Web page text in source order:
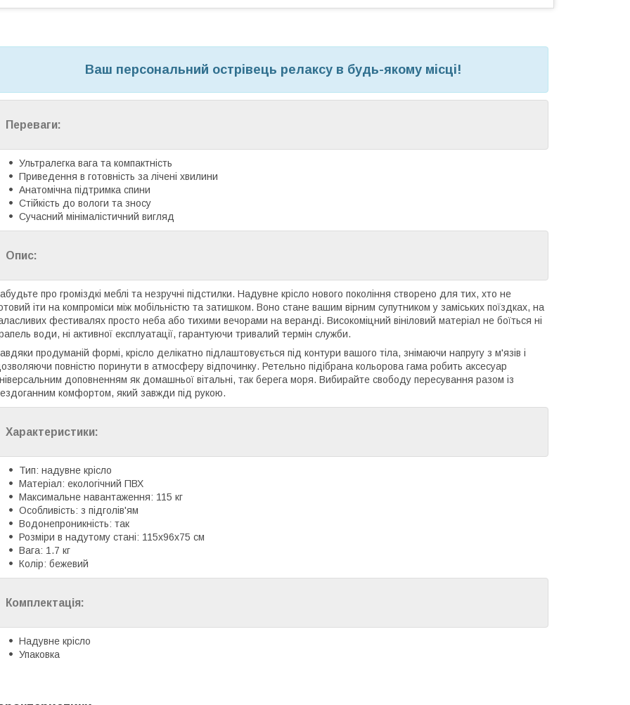
Ваш персональний острівець релаксу в будь-якому місці!
Переваги:
Ультралегка вага та компактність
Приведення в готовність за лічені хвилини
Анатомічна підтримка спини
Стійкість до вологи та зносу
Сучасний мінімалістичний вигляд
Опис:
про громіздкі меблі та незручні підстилки. Надувне крісло нового покоління створено для тих, хто не
іти на компроміси між мобільністю та затишком. Воно стане вашим вірним супутником у заміських поїздках, на
фестивалях просто неба або тихими вечорами на веранді. Високоміцний вініловий матеріал не боїться ні
води, ні активної експлуатації, гарантуючи тривалий термін служби.
продуманій формі, крісло делікатно підлаштовується під контури вашого тіла, знімаючи напругу з м'язів і
повністю поринути в атмосферу відпочинку. Ретельно підібрана кольорова гама робить аксесуар
доповненням як домашньої вітальні, так берега моря. Вибирайте свободу пересування разом із
комфортом, який завжди під рукою.
Характеристики:
Тип: надувне крісло
Матеріал: екологічний ПВХ
Максимальне навантаження: 115 кг
Особливість: з підголів'ям
Водонепроникність: так
Розміри в надутому стані: 115х96x75 см
Вага: 1.7 кг
Колір: бежевий
Комплектація:
Надувне крісло
Упаковка